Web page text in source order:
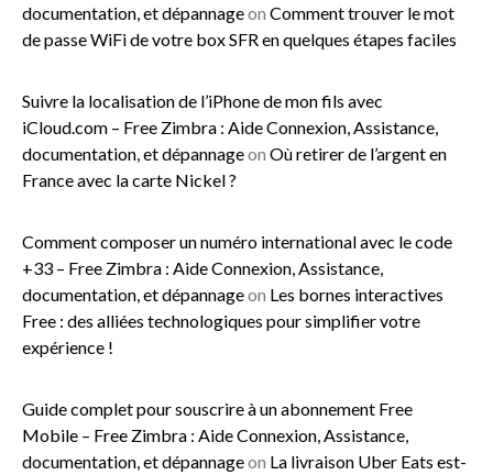
documentation, et dépannageon Comment trouver le mot
de passe WiFi de votre box SFR en quelques étapes faciles
Suivre la localisation de l’iPhone de mon fils avec
iCloud.com – Free Zimbra : Aide Connexion, Assistance,
documentation, et dépannageon Où retirer de l’argent en
France avec la carte Nickel ?
Comment composer un numéro international avec le code
+33 – Free Zimbra : Aide Connexion, Assistance,
documentation, et dépannageon Les bornes interactives
Free : des alliées technologiques pour simplifier votre
expérience !
Guide complet pour souscrire à un abonnement Free
Mobile – Free Zimbra : Aide Connexion, Assistance,
documentation, et dépannageon La livraison Uber Eats est-